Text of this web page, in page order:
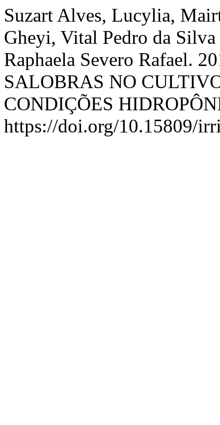
Suzart Alves, Lucylia,
Gheyi, Vital Pedro da
Raphaela Severo Rafael.
SALOBRAS NO
CONDIÇÕES
https://doi.org/10.15809/